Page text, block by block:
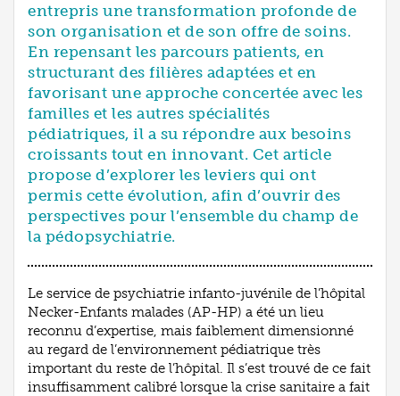
entrepris une transformation profonde de
son organisation et de son offre de soins.
En repensant les parcours patients, en
structurant des filières adaptées et en
favorisant une approche concertée avec les
familles et les autres spécialités
pédiatriques, il a su répondre aux besoins
croissants tout en innovant. Cet article
propose d’explorer les leviers qui ont
permis cette évolution, afin d’ouvrir des
perspectives pour l’ensemble du champ de
la pédopsychiatrie.
Le service de psychiatrie infanto-juvénile de l’hôpital
Necker-Enfants malades (AP-HP) a été un lieu
reconnu d’expertise, mais faiblement dimensionné
au regard de l’environnement pédiatrique très
important du reste de l’hôpital. Il s’est trouvé de ce fait
insuffisamment calibré lorsque la crise sanitaire a fait